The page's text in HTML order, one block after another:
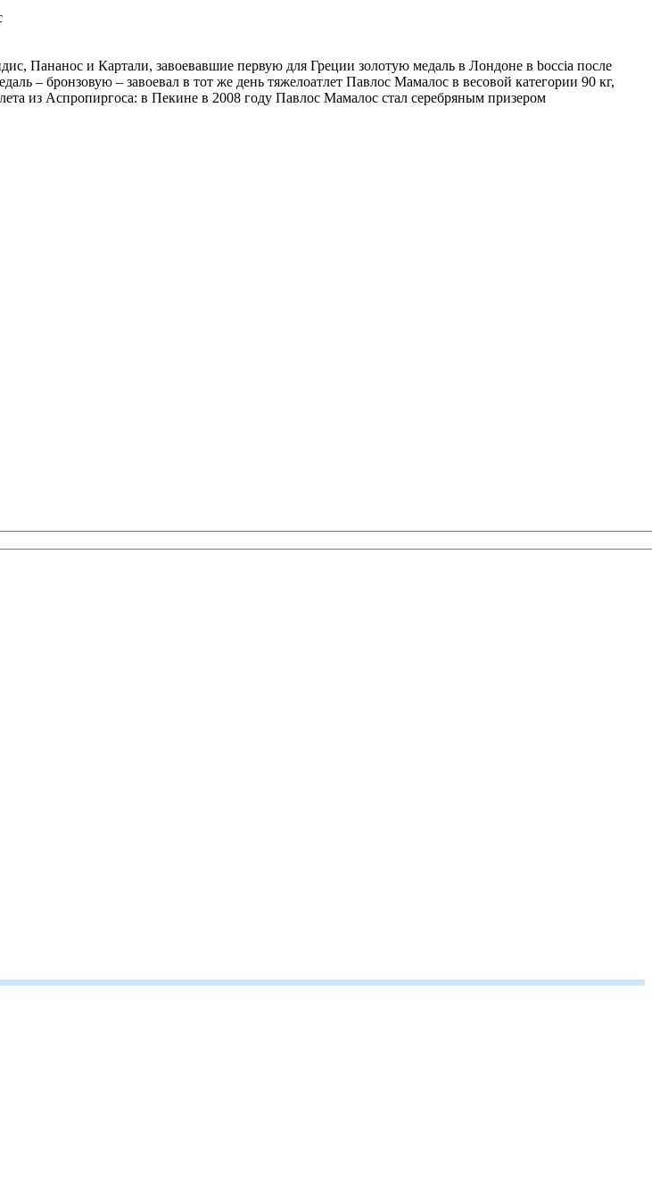
Пананос и Картали, завоевавшие первую для Греции золотую медаль в Лондоне в boccia после
– бронзовую – завоевал в тот же день тяжелоатлет Павлос Мамалос в весовой категории 90 кг,
из Аспропиргоса: в Пекине в 2008 году Павлос Мамалос стал серебряным призером